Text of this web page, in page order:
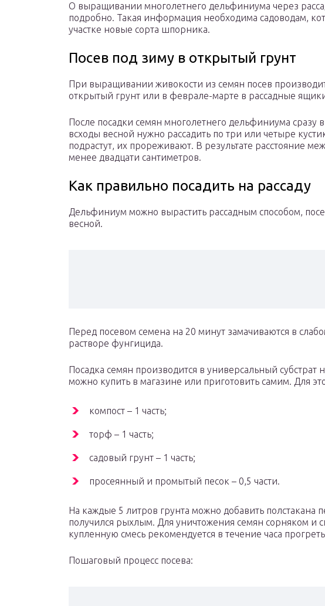
О выращивании многолетнего дельфиниума через
подробно. Такая информация необходима садоводам,
участке новые сорта шпорника.
Посев под зиму в открытый грунт
При выращивании живокости из семян посев
открытый грунт или в феврале-марте в рассадные
После посадки семян многолетнего дельфиниума сразу
всходы весной нужно рассадить по три или четыре
подрастут, их прореживают. В результате расстояние
менее двадцати сантиметров.
Как правильно посадить на рассаду
Дельфиниум можно вырастить рассадным способом,
весной.
Перед посевом семена на 20 минут замачиваются в
растворе фунгицида.
Посадка семян производится в универсальный субстрат
можно купить в магазине или приготовить самим. Для
компост – 1 часть;
торф – 1 часть;
садовый грунт – 1 часть;
просеянный и промытый песок – 0,5 части.
На каждые 5 литров грунта можно добавить полстакана
получился рыхлым. Для уничтожения семян сорняком и
купленную смесь рекомендуется в течение часа
Пошаговый процесс посева: